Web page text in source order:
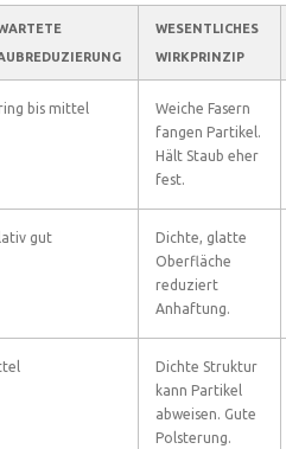
WESENTLICHES
WIRKPRINZIP
bis mittel
Weiche Fasern
fangen Partikel.
Hält Staub eher
fest.
gut
Dichte, glatte
Oberfläche
reduziert
Anhaftung.
Dichte Struktur
kann Partikel
abweisen. Gute
Polsterung.